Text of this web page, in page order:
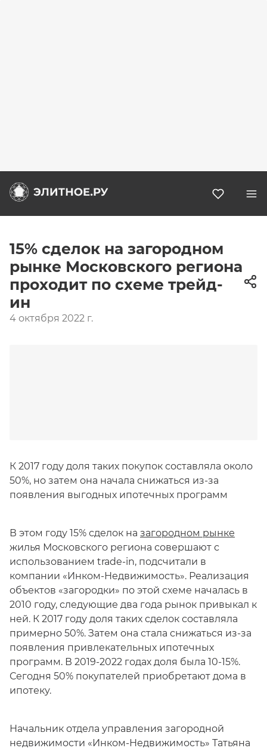
15% сделок на загородном
рынке Московского региона
проходит по схеме трейд-
ин
4 октября 2022 г.
К 2017 году доля таких покупок составляла около
50%, но затем она начала снижаться из-за
появления выгодных ипотечных программ
В этом году 15% сделок на загородном рынке
жилья Московского региона совершают с
использованием trade-in, подсчитали в
компании «Инком-Недвижимость». Реализация
объектов «загородки» по этой схеме началась в
2010 году, следующие два года рынок привыкал к
ней. К 2017 году доля таких сделок составляла
примерно 50%. Затем она стала снижаться из-за
появления привлекательных ипотечных
программ. В 2019-2022 годах доля была 10-15%.
Сегодня 50% покупателей приобретают дома в
ипотеку.
Начальник отдела управления загородной
недвижимости «Инком-Недвижимость» Татьяна